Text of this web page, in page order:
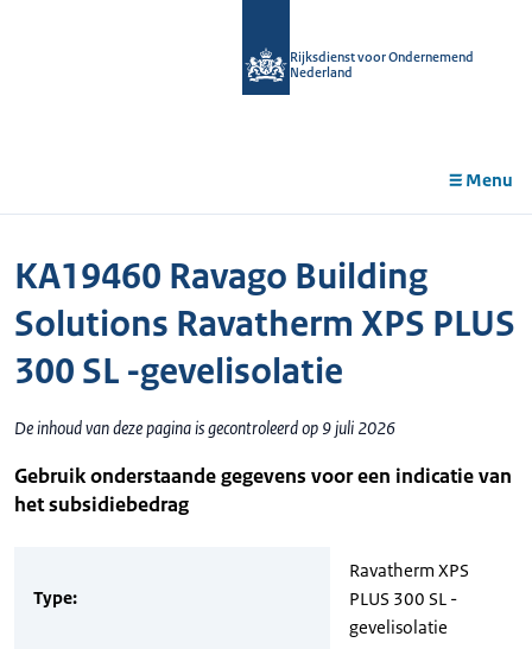
Rijksdienst voor Ondernemend
Nederland
Menu
KA19460 Ravago Building
Solutions Ravatherm XPS PLUS
300 SL -gevelisolatie
De inhoud van deze pagina is gecontroleerd op 9 juli 2026
Gebruik onderstaande gegevens voor een indicatie van
het subsidiebedrag
Type:
Ravatherm XPS
PLUS 300 SL -
gevelisolatie